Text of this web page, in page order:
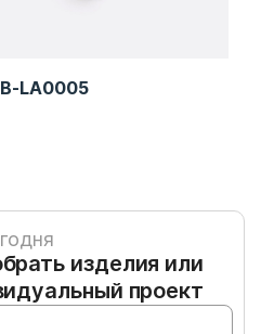
LA0005
изделия или
проект